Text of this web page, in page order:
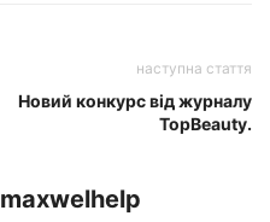
наступна стаття
Новий конкурс від журналу
TopBeauty.
maxwelhelp